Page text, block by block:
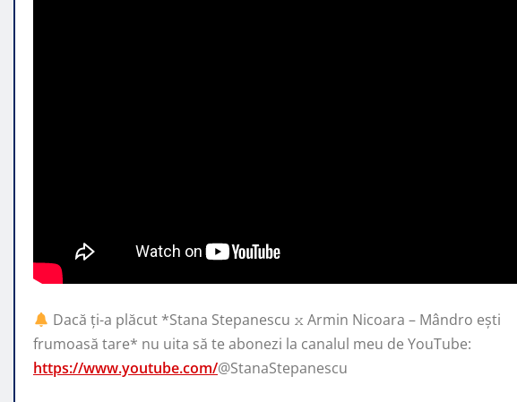
Dacă ți-a plăcut *Stana Stepanescu 𝚡 Armin Nicoara – Mândro ești
frumoasă tare* nu uita să te abonezi la canalul meu de YouTube:
https://www.youtube.com/@StanaStepanescu